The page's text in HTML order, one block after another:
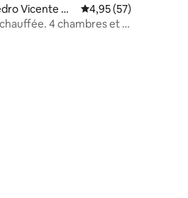
33 commentaires
Vicente M
Note moyenne de
4,95 (57)
4 chambres et 4